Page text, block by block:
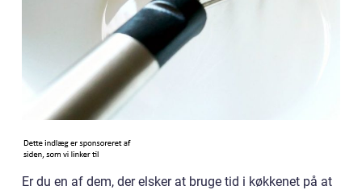
Er du en af dem, der elsker at bruge tid i køkkenet på at